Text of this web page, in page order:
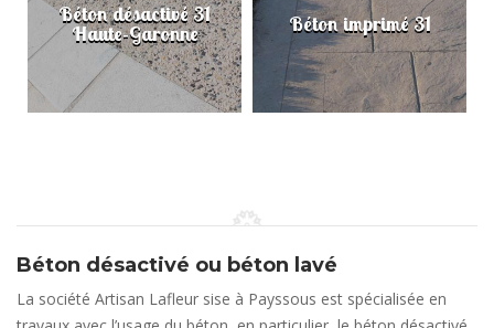
Béton désactivé 31
Haute-Garonne Béton imprimé 31
Béton désactivé ou béton lavé
La société Artisan Lafleur sise à Payssous est spécialisée en